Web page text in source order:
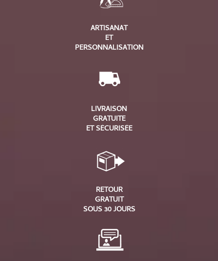
ARTISANAT
ET
PERSONNALISATION
LIVRAISON
GRATUITE
ET SÉCURISÉE
RETOUR
GRATUIT
SOUS 30 JOURS